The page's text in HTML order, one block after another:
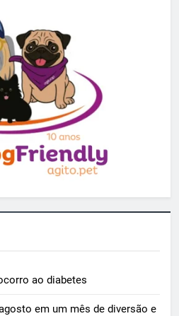
ao diabetes
em um mês de diversão e